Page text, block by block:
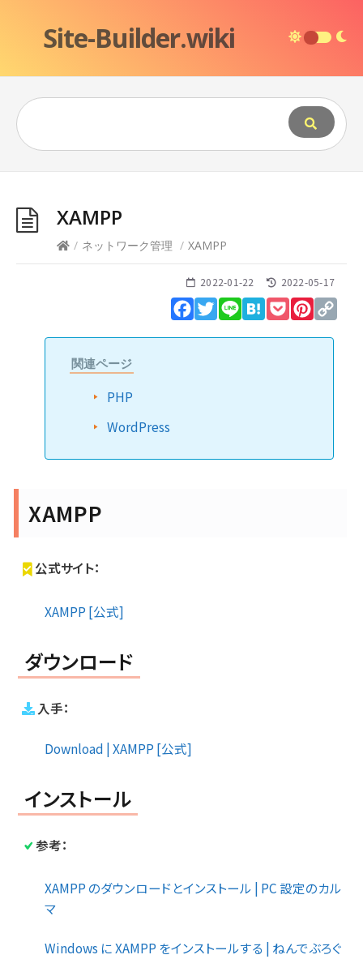
Site-Builder.wiki
XAMPP
/ ネットワーク管理 / XAMPP
2022-01-22 2022-05-17
Facebook
Twitter
Line HatenaPocket
関連ページ
PHP
WordPress
XAMPP
公式サイト：
XAMPP [公式]
ダウンロード
入手：
Download | XAMPP [公式]
インストール
参考：
XAMPP のダウンロードとインストール | PC 設定のカル
マ
Windows に XAMPP をインストールする | ねんでぶろぐ